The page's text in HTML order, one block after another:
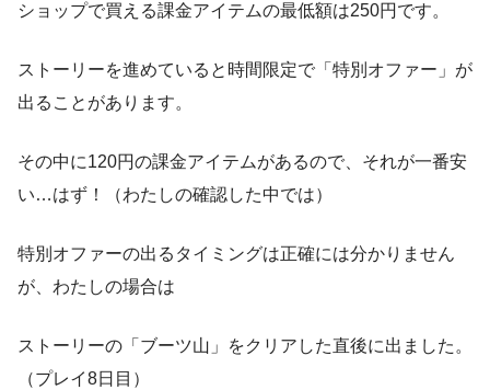
ショップで買える課金アイテムの最低額は250円です。
ストーリーを進めていると時間限定で「特別オファー」が
出ることがあります。
その中に120円の課金アイテムがあるので、それが一番安
い…はず！（わたしの確認した中では）
特別オファーの出るタイミングは正確には分かりません
が、わたしの場合は
ストーリーの「ブーツ山」をクリアした直後に出ました。
（プレイ8日目）